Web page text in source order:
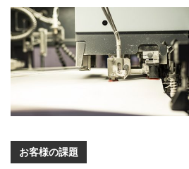
お客様の課題